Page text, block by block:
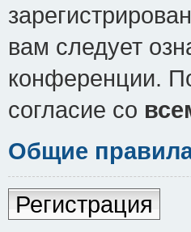
вам следует
конференции.
согласие со
Общие
Регистрация